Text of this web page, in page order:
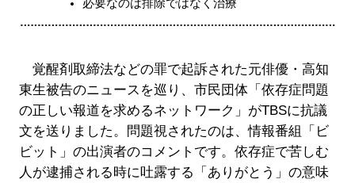
覚醒剤取締法などの罪で起訴された元俳優・高知
東生被告のニュースを巡り、市民団体「依存症問題
の正しい報道を求めるネットワーク」がTBSに抗議
文を送りました。問題視されたのは、情報番組「ビ
ビット」の出演者のコメントです。依存症で苦しむ
人が逮捕される時に吐露する「ありがとう」の意味